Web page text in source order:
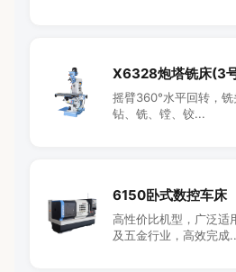
X6328炮塔铣床(3
摇臂360°水平回转，
钻、铣、镗、铰...
6150卧式数控车床
高性价比机型，广泛适
及五金行业，高效完成